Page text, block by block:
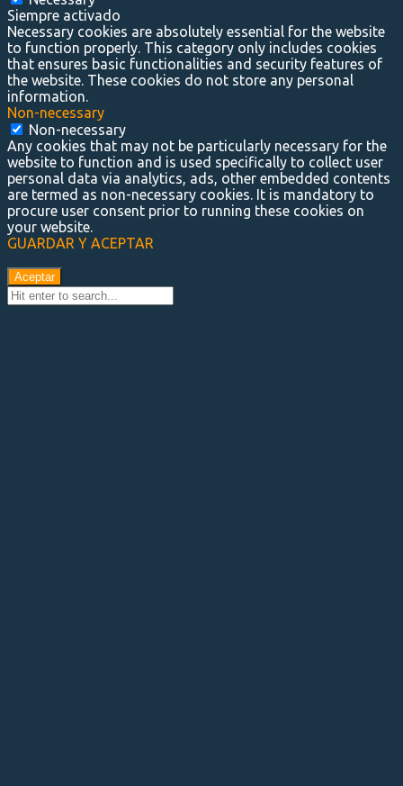
Siempre activado
Necessary cookies are absolutely essential for the website
to function properly. This category only includes cookies
that ensures basic functionalities and security features of
the website. These cookies do not store any personal
information.
Non-necessary
Non-necessary
Any cookies that may not be particularly necessary for the
website to function and is used specifically to collect user
personal data via analytics, ads, other embedded contents
are termed as non-necessary cookies. It is mandatory to
procure user consent prior to running these cookies on
your website.
GUARDAR Y ACEPTAR
Aceptar